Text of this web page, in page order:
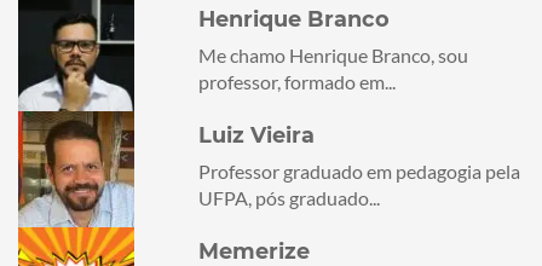
Henrique Branco
Me chamo Henrique Branco, sou
professor, formado em...
Luiz Vieira
Professor graduado em pedagogia pela
UFPA, pós graduado...
Memerize